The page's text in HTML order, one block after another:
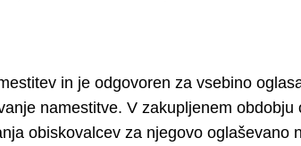
in je odgovoren za vsebino
namestitve. V zakupljenem obdobju
obiskovalcev za njegovo oglaševano